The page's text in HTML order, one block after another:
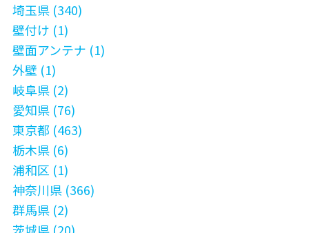
埼玉県 (340)
壁付け (1)
壁面アンテナ (1)
外壁 (1)
岐阜県 (2)
愛知県 (76)
東京都 (463)
栃木県 (6)
浦和区 (1)
神奈川県 (366)
群馬県 (2)
茨城県 (20)